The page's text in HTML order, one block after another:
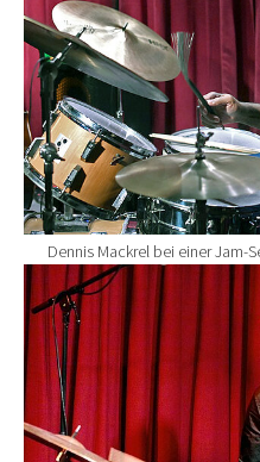
Dennis Mackrel bei einer Jam-
Show larger version for: